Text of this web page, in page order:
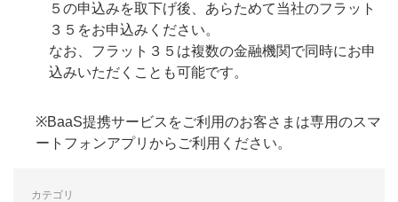
５の申込みを取下げ後、あらためて当社のフラット
３５をお申込みください。
なお、フラット３５は複数の金融機関で同時にお申
込みいただくことも可能です。
※BaaS提携サービスをご利用のお客さまは専用のスマ
ートフォンアプリからご利用ください。
カテゴリ